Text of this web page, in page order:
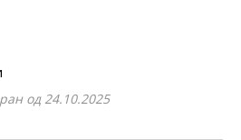
од 24.10.2025